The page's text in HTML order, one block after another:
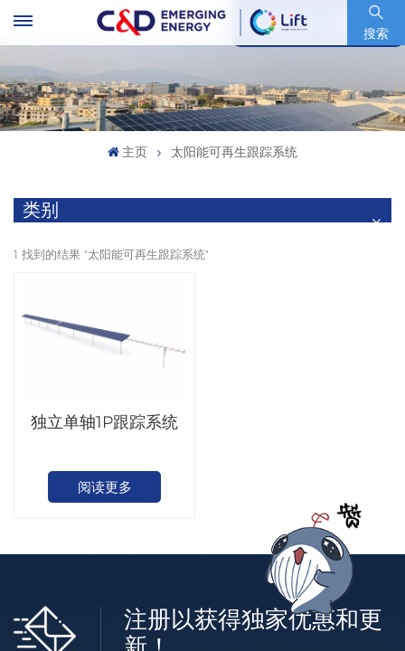
搜索
股票代码 : 600153.SH
主页 太阳能可再生跟踪系统
类别
1 找到的结果 "太阳能可再生跟踪系统"
独立单轴1P跟踪系统
阅读更多
注册以获得独家优惠和更
新！